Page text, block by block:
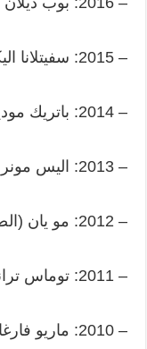
– 2015: سفيتلانا اليكسييفيتش (بيلاروسيا)
– 2014: باتريك موديانو (فرنسا)
– 2013: اليس مونرو (كندا)
– 2012: مو يان (الصين)
– 2011: توماس ترانسترومر (السويد)
– 2010: ماريو فارغاس يوسا (البيرو)